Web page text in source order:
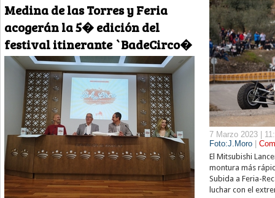
Medina de las Torres y Feria
acogerán la 5� edición del
festival itinerante `BadeCirco�
7 Marzo 2023 |
Foto:J.Moro
El Mitsubishi
montura más
Subida a Feria-
luchar con el